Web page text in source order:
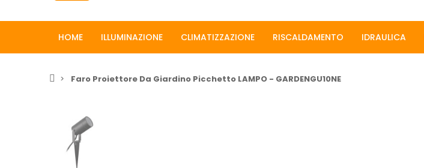
HOME ILLUMINAZIONE CLIMATIZZAZIONE RISCALDAMENTO IDRAULICA
Faro Proiettore Da Giardino Picchetto LAMPO - GARDENGU10NE